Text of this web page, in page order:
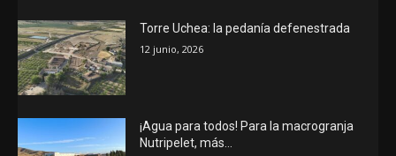
Torre Uchea: la pedanía defenestrada
12 junio, 2026
¡Agua para todos! Para la macrogranja
Nutripelet, más…